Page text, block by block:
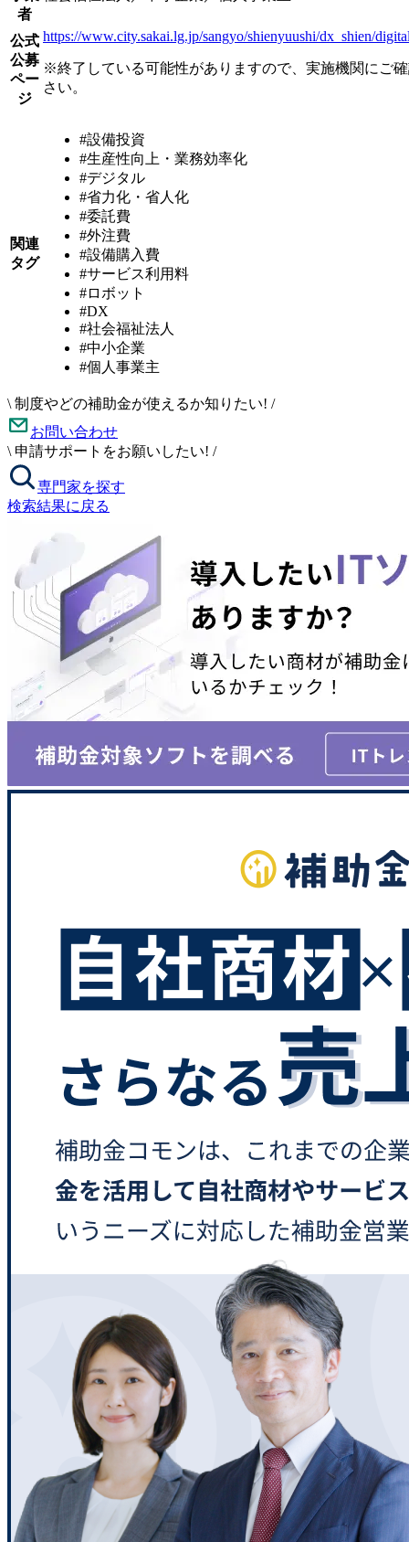
者
公式
公募
ペー
ジ
https://www.city.sakai.lg.jp/sangyo/shienyuushi/dx_shien/
※終了している可能性がありますので、実施機関にご
さい。
関連
タグ
#設備投資
#生産性向上・業務効率化
#デジタル
#省力化・省人化
#委託費
#外注費
#設備購入費
#サービス利用料
#ロボット
#DX
#社会福祉法人
#中小企業
#個人事業主
\ 制度やどの補助金が使えるか知りたい! /
お問い合わせ
\ 申請サポートをお願いしたい! /
専門家を探す
検索結果に戻る